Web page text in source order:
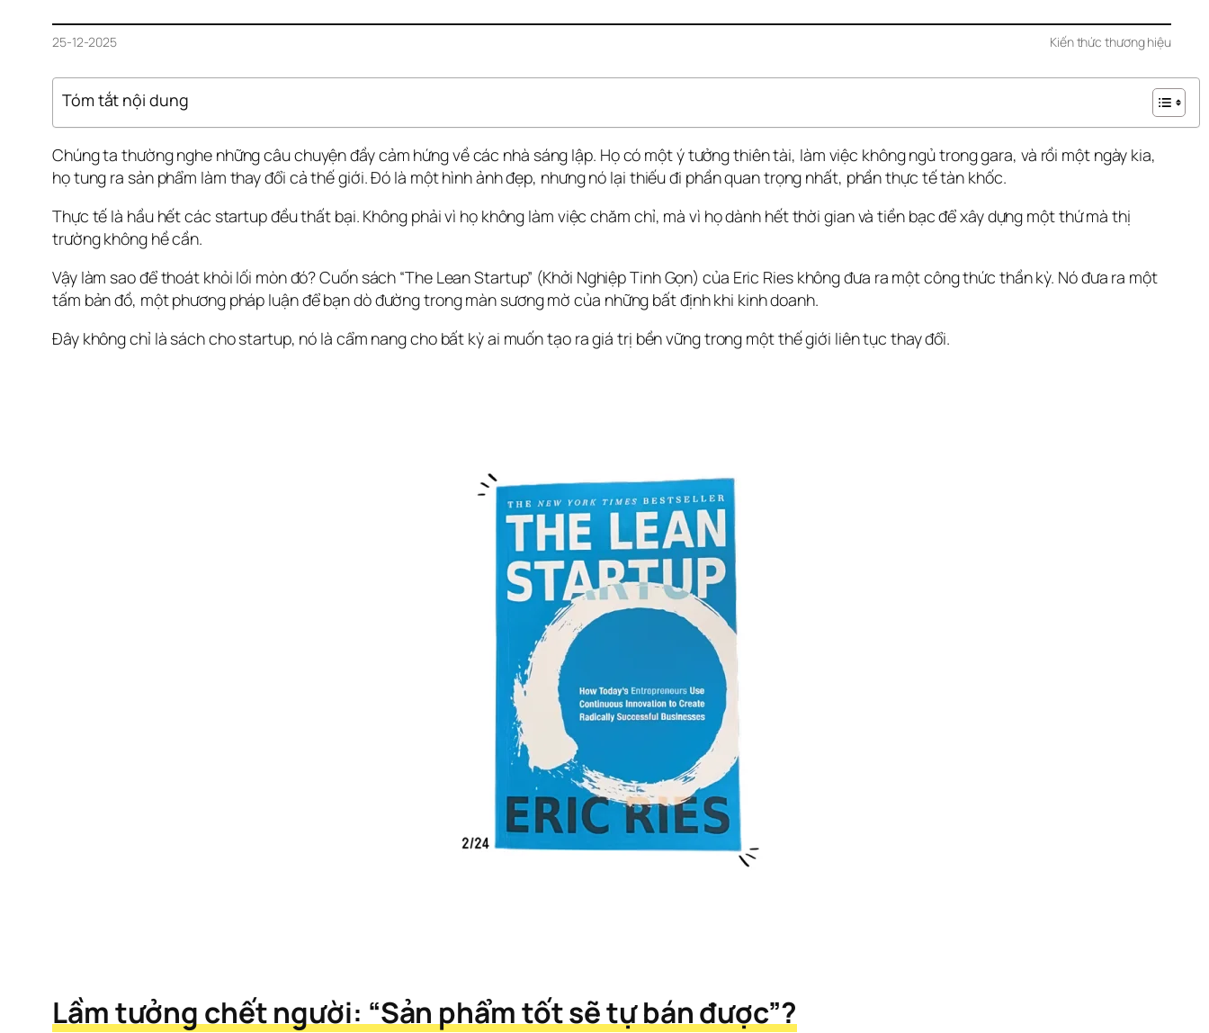
25-12-2025 Kiến thức thương hiệu
Tóm tắt nội dung
Chúng ta thường nghe những câu chuyện đầy cảm hứng về các nhà sáng lập. Họ có một ý tưởng thiên tài, làm việc không ngủ trong gara, và rồi một ngày kia,
họ tung ra sản phẩm làm thay đổi cả thế giới. Đó là một hình ảnh đẹp, nhưng nó lại thiếu đi phần quan trọng nhất, phần thực tế tàn khốc.
Thực tế là hầu hết các startup đều thất bại. Không phải vì họ không làm việc chăm chỉ, mà vì họ dành hết thời gian và tiền bạc để xây dựng một thứ mà thị
trường không hề cần.
Vậy làm sao để thoát khỏi lối mòn đó? Cuốn sách “The Lean Startup” (Khởi Nghiệp Tinh Gọn) của Eric Ries không đưa ra một công thức thần kỳ. Nó đưa ra một
tấm bản đồ, một phương pháp luận để bạn dò đường trong màn sương mờ của những bất định khi kinh doanh.
Đây không chỉ là sách cho startup, nó là cẩm nang cho bất kỳ ai muốn tạo ra giá trị bền vững trong một thế giới liên tục thay đổi.
Lầm tưởng chết người: “Sản phẩm tốt sẽ tự bán được”?